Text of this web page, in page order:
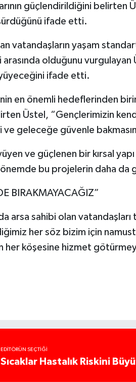
güçlendirildiğini belirten
ifade etti.
vatandaşların yaşam
olduğunu vurgulayan
ifade etti.
en önemli hedeflerinden
Üstel, “Gençlerimizin
ve geleceğe güvenle
ve güçlenen bir kırsal
bu projelerin daha da
BIRAKMAYACAĞIZ”
arsa sahibi olan
her söz bizim için
her köşesine hizmet
EDITÖRÜN SEÇTIĞI
Sıcaklar Hastalık Riskini